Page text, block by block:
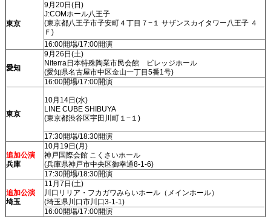
東京
9月20日(日)
J:COMホール八王子
(東京都八王子市子安町４丁目７−１ サザンスカイタワー八王子 ４
Ｆ)
16:00開場/17:00開演
愛知
9月26日(土)
Niterra日本特殊陶業市民会館 ビレッジホール
(愛知県名古屋市中区金山一丁目5番1号)
16:00開場/17:00開演
東京
10月14日(水)
LINE CUBE SHIBUYA
(東京都渋谷区宇田川町１−１)
17:30開場/18:30開演
追加公演
兵庫
10月19日(月)
神戸国際会館 こくさいホール
(兵庫県神戸市中央区御幸通8-1-6)
17:30開場/18:30開演
追加公演
埼玉
11月7日(土)
川口リリア・フカガワみらいホール（メインホール）
(埼玉県川口市川口3-1-1)
16:00開場/17:00開演